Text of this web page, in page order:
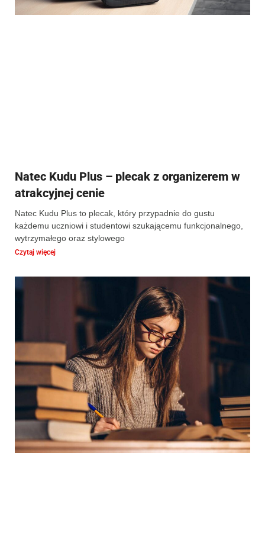
Natec Kudu Plus – plecak z organizerem w
atrakcyjnej cenie
Natec Kudu Plus to plecak, który przypadnie do gustu
każdemu uczniowi i studentowi szukającemu funkcjonalnego,
wytrzymałego oraz stylowego
Czytaj więcej